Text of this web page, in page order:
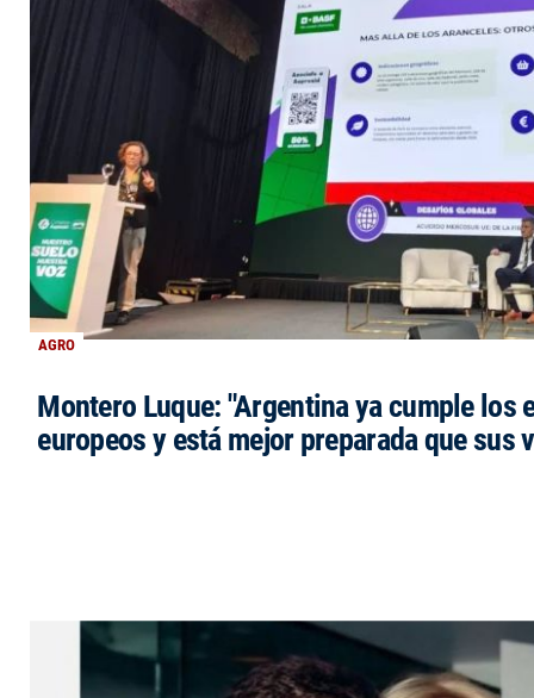
AGRO
Montero Luque: "Argentina ya cumple los
europeos y está mejor preparada que sus